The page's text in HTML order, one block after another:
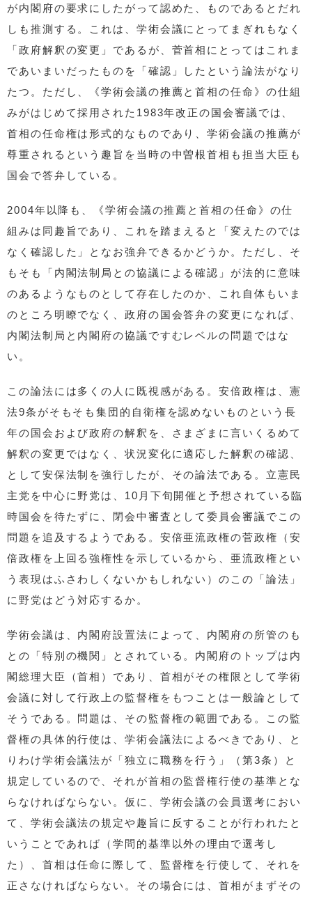
が内閣府の要求にしたがって認めた、ものであるとだれ
しも推測する。これは、学術会議にとってまぎれもなく
「政府解釈の変更」であるが、菅首相にとってはこれま
であいまいだったものを「確認」したという論法がなり
たつ。ただし、《学術会議の推薦と首相の任命》の仕組
みがはじめて採用された1983年改正の国会審議では、
首相の任命権は形式的なものであり、学術会議の推薦が
尊重されるという趣旨を当時の中曽根首相も担当大臣も
国会で答弁している。
2004年以降も、《学術会議の推薦と首相の任命》の仕
組みは同趣旨であり、これを踏まえると「変えたのでは
なく確認した」となお強弁できるかどうか。ただし、そ
もそも「内閣法制局との協議による確認」が法的に意味
のあるようなものとして存在したのか、これ自体もいま
のところ明瞭でなく、政府の国会答弁の変更になれば、
内閣法制局と内閣府の協議ですむレベルの問題ではな
い。
この論法には多くの人に既視感がある。安倍政権は、憲
法9条がそもそも集団的自衛権を認めないものという長
年の国会および政府の解釈を、さまざまに言いくるめて
解釈の変更ではなく、状況変化に適応した解釈の確認、
として安保法制を強行したが、その論法である。立憲民
主党を中心に野党は、10月下旬開催と予想されている臨
時国会を待たずに、閉会中審査として委員会審議でこの
問題を追及するようである。安倍亜流政権の菅政権（安
倍政権を上回る強権性を示しているから、亜流政権とい
う表現はふさわしくないかもしれない）のこの「論法」
に野党はどう対応するか。
学術会議は、内閣府設置法によって、内閣府の所管のも
との「特別の機関」とされている。内閣府のトップは内
閣総理大臣（首相）であり、首相がその権限として学術
会議に対して行政上の監督権をもつことは一般論として
そうである。問題は、その監督権の範囲である。この監
督権の具体的行使は、学術会議法によるべきであり、と
りわけ学術会議法が「独立に職務を行う」（第3条）と
規定しているので、それが首相の監督権行使の基準とな
らなければならない。仮に、学術会議の会員選考におい
て、学術会議法の規定や趣旨に反することが行われたと
いうことであれば（学問的基準以外の理由で選考し
た）、首相は任命に際して、監督権を行使して、それを
正さなければならない。その場合には、首相がまずその